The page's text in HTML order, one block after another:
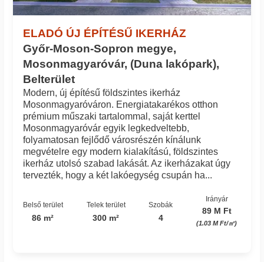
ELADÓ ÚJ ÉPÍTÉSŰ IKERHÁZ
Győr-Moson-Sopron megye,
Mosonmagyaróvár, (Duna lakópark),
Belterület
Modern, új építésű földszintes ikerház
Mosonmagyaróváron. Energiatakarékos otthon
prémium műszaki tartalommal, saját kerttel
Mosonmagyaróvár egyik legkedveltebb,
folyamatosan fejlődő városrészén kínálunk
megvételre egy modern kialakítású, földszintes
ikerház utolsó szabad lakását. Az ikerházakat úgy
tervezték, hogy a két lakóegység csupán ha...
Belső terület
86 m²
Telek terület
300 m²
Szobák
4
Irányár
89 M Ft
(1.03 M Ft/㎡)